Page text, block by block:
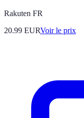
Rakuten FR
20.99 EURVoir le prix